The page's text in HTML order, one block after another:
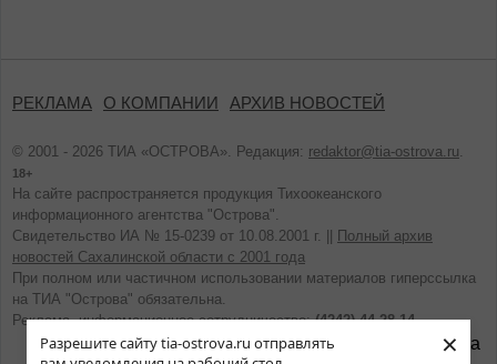
Разрешите сайту tia-ostrova.ru отправлять
×
РЕКЛАМА О КОМПАНИИ АРХИВ НОВОСТЕЙ
© 2001 - 2026 ТИА «ОСТРОВА». Редакция: redaktor@tia-ostrova.ru.
18+
На сайте распространяется продукция Тихоокеанского
информационного агентства "Острова".
Свидетельство ИА № 15-0239 от 10.08.2001 г. ||
Полный архив
новостей Сахалинской области с 2001 года
При полном или частичном использовании материалов гиперссылка
на ТИА "Острова" обязательна.
Реклама, информационное сотрудничество:(4242) 44-28-14.